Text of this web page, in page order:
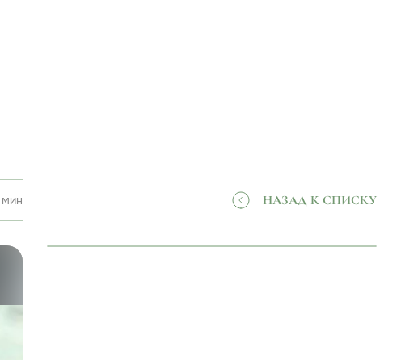
мин НАЗАД К СПИСКУ